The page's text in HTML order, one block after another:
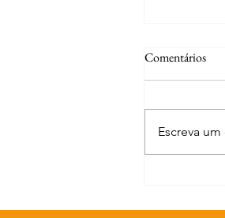
Comentários
Escreva